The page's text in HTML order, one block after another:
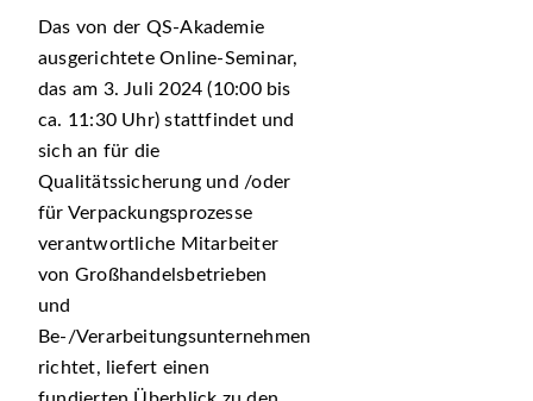
Das von der QS-Akademie
ausgerichtete Online-Seminar,
das am 3. Juli 2024 (10:00 bis
ca. 11:30 Uhr) stattfindet und
sich an für die
Qualitätssicherung und /oder
für Verpackungsprozesse
verantwortliche Mitarbeiter
von Großhandelsbetrieben
und
Be-/Verarbeitungsunternehmen
richtet, liefert einen